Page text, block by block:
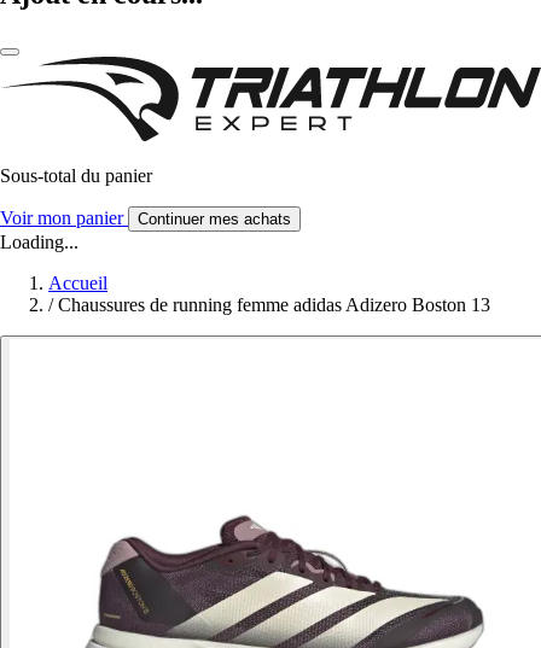
Sous-total du panier
Voir mon panier Continuer mes achats
Loading...
Accueil
/ Chaussures de running femme adidas Adizero Boston 13